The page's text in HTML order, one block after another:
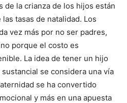
de la crianza de los hijos están
tasas de natalidad. Los
vez más por no ser padres,
porque el costo es
La idea de tener un hijo
se considera una vía
se ha convertido
y más en una apuesta